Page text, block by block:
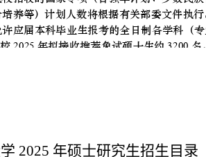
2025 年硕士研究生招生目录